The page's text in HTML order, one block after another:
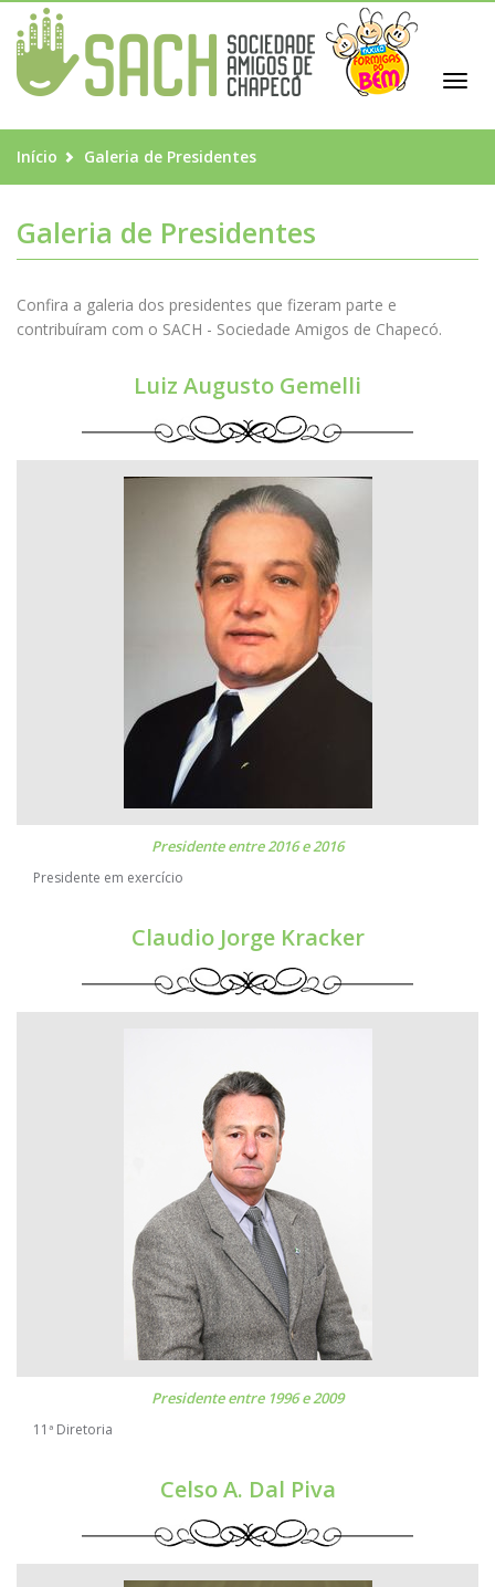
Início Galeria de Presidentes
Galeria de Presidentes
Confira a galeria dos presidentes que fizeram parte e
contribuíram com o SACH - Sociedade Amigos de Chapecó.
Luiz Augusto Gemelli
Presidente entre 2016 e 2016
Presidente em exercício
Claudio Jorge Kracker
Presidente entre 1996 e 2009
11ª Diretoria
Celso A. Dal Piva